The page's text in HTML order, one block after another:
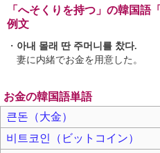
「へそくりを持つ」の韓国語
例文
・ 아내 몰래 딴 주머니를 찼다.
妻に内緒でお金を用意した。
お金の韓国語単語
큰돈（大金）
비트코인（ビットコイン）